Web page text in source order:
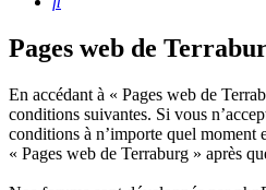
Pages web de
En accédant à « Pages web de
conditions suivantes. Si vous
conditions à n’importe quel moment
« Pages web de Terraburg » après